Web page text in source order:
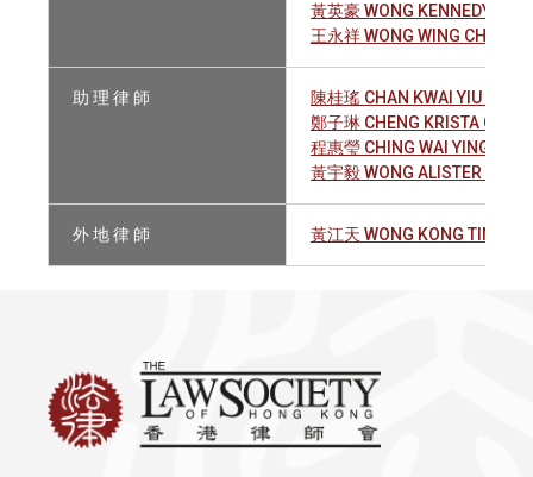
黃英豪 WONG KENNEDY
王永祥 WONG WING
助 理 律 師
陳桂瑤 CHAN KWAI YIU
鄭子琳 CHENG KRISTA
程惠瑩 CHING WAI YING
黃宇毅 WONG ALISTER YU
外 地 律 師 黃江天 WONG KONG TIN